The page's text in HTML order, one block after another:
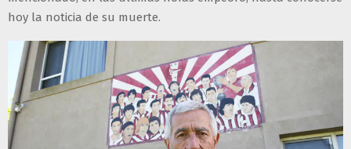
hoy la noticia de su muerte.